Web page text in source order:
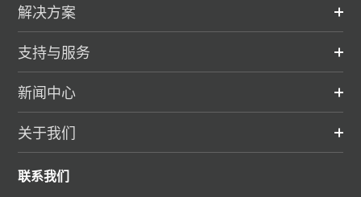
解决方案
支持与服务
新闻中心
关于我们
联系我们